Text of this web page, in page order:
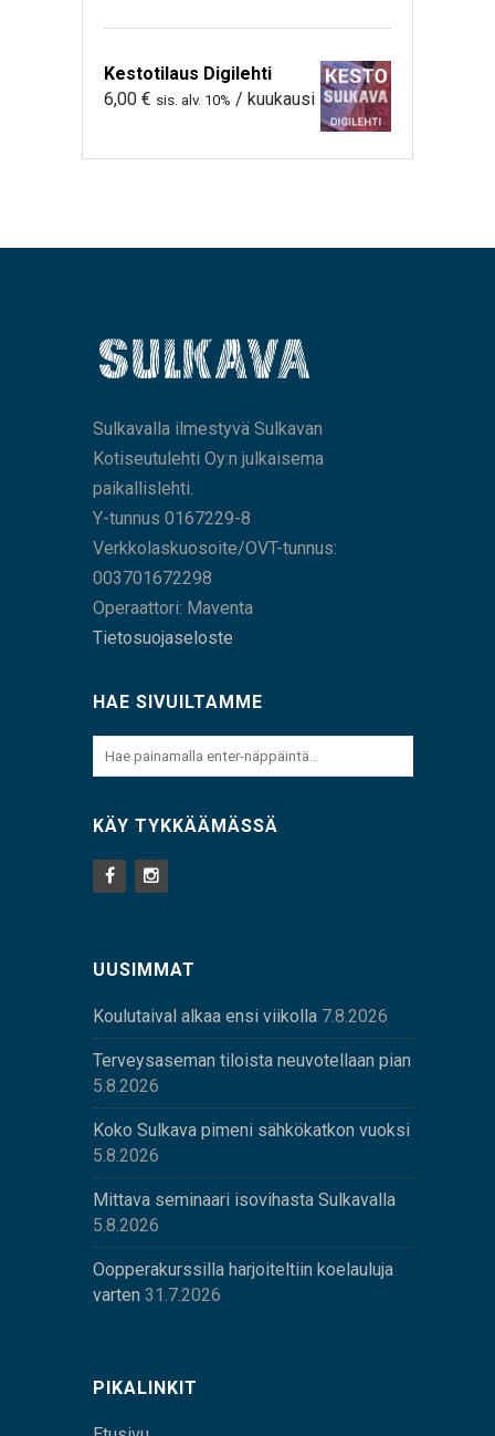
Kestotilaus Digilehti
6,00 € sis. alv. 10% / kuukausi
Sulkavalla ilmestyvä Sulkavan
Kotiseutulehti Oy:n julkaisema
paikallislehti.
Y-tunnus 0167229-8
Verkkolaskuosoite/OVT-tunnus:
003701672298
Operaattori: Maventa
Tietosuojaseloste
HAE SIVUILTAMME
KÄY TYKKÄÄMÄSSÄ
UUSIMMAT
Koulutaival alkaa ensi viikolla 7.8.2026
Terveysaseman tiloista neuvotellaan pian
5.8.2026
Koko Sulkava pimeni sähkökatkon vuoksi
5.8.2026
Mittava seminaari isovihasta Sulkavalla
5.8.2026
Oopperakurssilla harjoiteltiin koelauluja
varten 31.7.2026
PIKALINKIT